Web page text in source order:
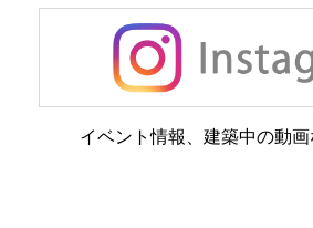
イベント情報、建築中の動画